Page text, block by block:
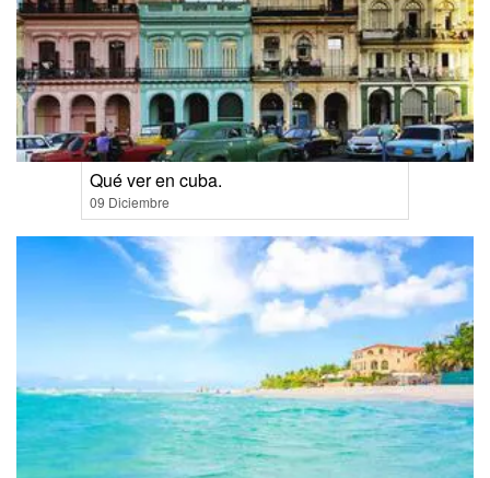
Qué ver en cuba.
09 Diciembre